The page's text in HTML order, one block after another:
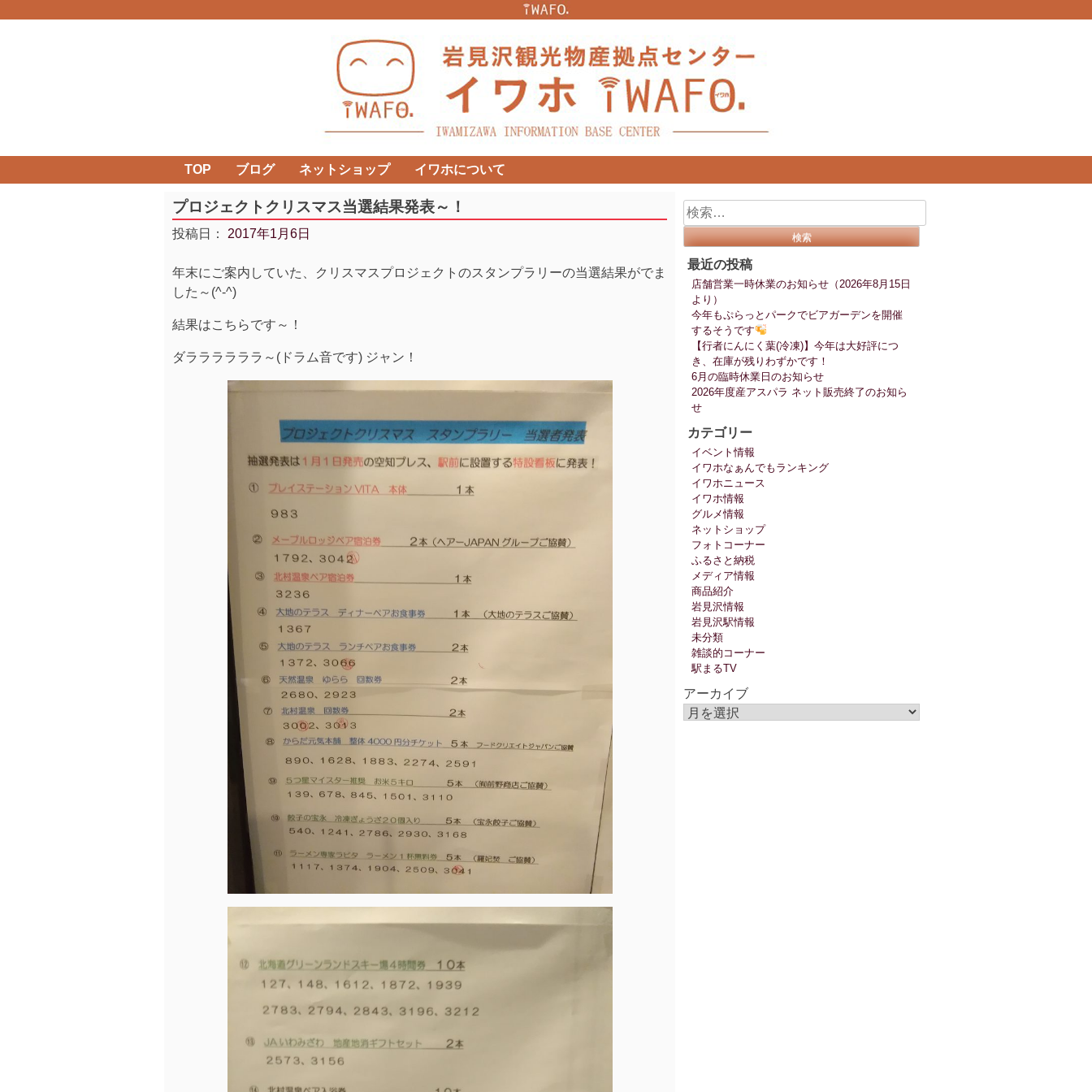
TOP ブログ ネットショップ イワホについて
プロジェクトクリスマス当選結果発表～！
投稿日： 2017年1月6日
年末にご案内していた、クリスマスプロジェクトのスタンプラリーの当選結果がでま
した～(^-^)
結果はこちらです～！
ダララララララ～(ドラム音です) ジャン！
検
索:
最近の投稿
店舗営業一時休業のお知らせ（2026年8月15日
より）
今年もぷらっとパークでビアガーデンを開催
するそうです
【行者にんにく葉(冷凍)】今年は大好評につ
き、在庫が残りわずかです！
6月の臨時休業日のお知らせ
2026年度産アスパラ ネット販売終了のお知ら
せ
カテゴリー
イベント情報
イワホなぁんでもランキング
イワホニュース
イワホ情報
グルメ情報
ネットショップ
フォトコーナー
ふるさと納税
メディア情報
商品紹介
岩見沢情報
岩見沢駅情報
未分類
雑談的コーナー
駅まるTV
アーカイブ